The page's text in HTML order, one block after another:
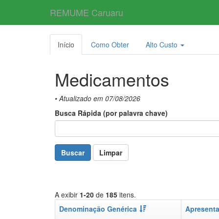
REMUME Caruaru
Início Como Obter Alto Custo
Medicamentos
• Atualizado em 07/08/2026
Busca Rápida (por palavra chave)
Buscar Limpar
A exibir 1-20 de 185 itens.
Denominação Genérica